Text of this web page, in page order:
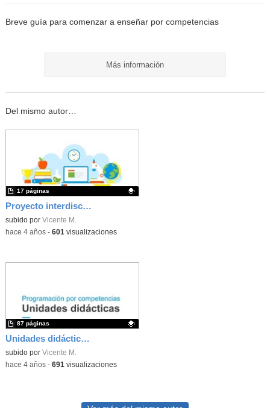
Breve guía para comenzar a enseñar por competencias
Más información
Del mismo autor…
Proyecto interdisciplinar Dietas saludables y sostenibles
Contenido educativo.
subido por Vicente M.
17 páginas
-hace 4 años- 601 visualizaciones
Unidades didácticas por competencias
Contenido educativo.
subido por Vicente M.
87 páginas
-hace 4 años- 691 visualizaciones